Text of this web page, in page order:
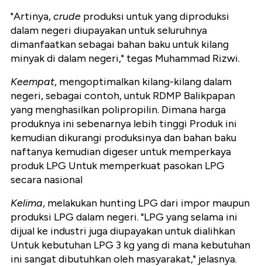
"Artinya,crude produksi untuk yang diproduksi
dalam negeri diupayakan untuk seluruhnya
dimanfaatkan sebagai bahan baku untuk kilang
minyak di dalam negeri," tegas Muhammad Rizwi.
Keempat, mengoptimalkan kilang-kilang dalam
negeri, sebagai contoh, untuk RDMP Balikpapan
yang menghasilkan polipropilin. Dimana harga
produknya ini sebenarnya lebih tinggi Produk ini
kemudian dikurangi produksinya dan bahan baku
naftanya kemudian digeser untuk memperkaya
produk LPG Untuk memperkuat pasokan LPG
secara nasional
Kelima, melakukan hunting LPG dari impor maupun
produksi LPG dalam negeri. "LPG yang selama ini
dijual ke industri juga diupayakan untuk dialihkan
Untuk kebutuhan LPG 3 kg yang di mana kebutuhan
ini sangat dibutuhkan oleh masyarakat," jelasnya.